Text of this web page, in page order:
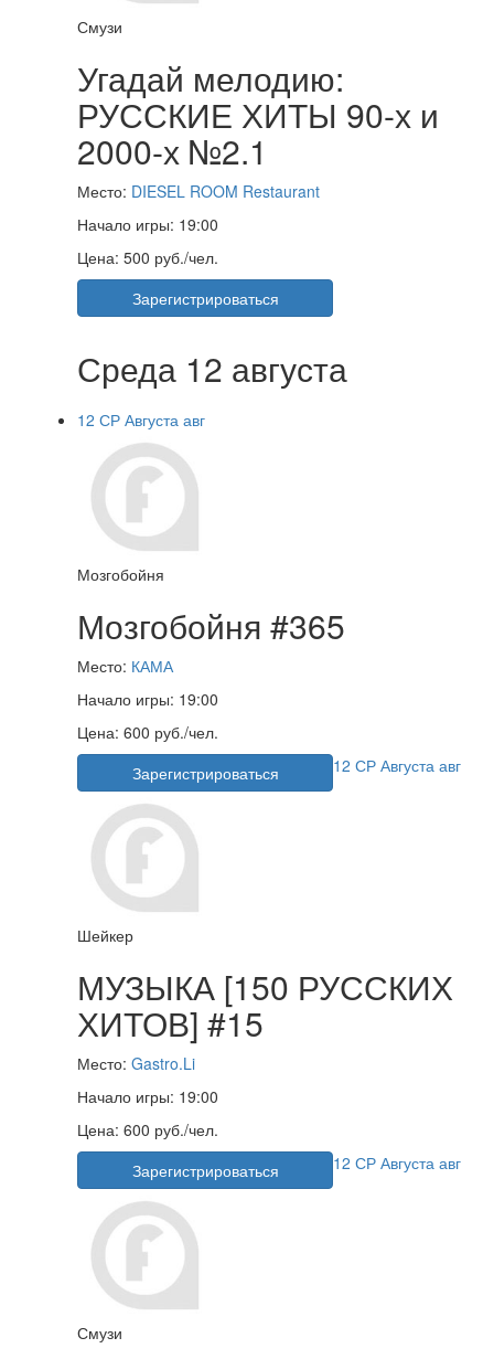
Смузи
Угадай мелодию:
РУССКИЕ ХИТЫ 90-х и
2000-х №2.1
Место: DIESEL ROOM Restaurant
Начало игры: 19:00
Цена: 500 руб./чел.
Зарегистрироваться
Среда 12 августа
12 СР Августа авг
Мозгобойня
Мозгобойня #365
Место: КАМА
Начало игры: 19:00
Цена: 600 руб./чел.
Зарегистрироваться
12 СР Августа авг
Шейкер
МУЗЫКА [150 РУССКИХ
ХИТОВ] #15
Место: Gastro.Li
Начало игры: 19:00
Цена: 600 руб./чел.
Зарегистрироваться
12 СР Августа авг
Смузи